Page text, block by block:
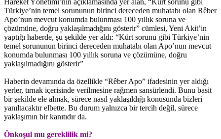
Türkiye’nin temel sorununun birinci dereceden muhatabı olan Rêber
Apo’nun mevcut konumda bulunması 100 yıllık soruna ve
çözümüne, doğru yaklaşılmadığını gösterir” cümlesi, Yeni Akit’in
yaptığı haberde, şu şekilde yer aldı: “Kürt sorunu gibi Türkiye’nin
temel sorununun birinci dereceden muhatabı olan Apo’nun mevcut
konumda bulunması 100 yıllık soruna ve çözümüne, doğru
yaklaşılmadığını gösterir”
Haberin devamında da özellikle “Rêber Apo” ifadesinin yer aldığı
yerler, tırnak içerisinde verilmesine rağmen sansürlendi. Bunu basit
bir şekilde ele almak, sürece nasıl yaklaşıldığı konusunda bizleri
yanıltacaktır elbette. Bu durum yalnızca bir tercih değil, sürece
yaklaşımın bir kanıtıdır da.
Önkoşul mu gereklilik mi?